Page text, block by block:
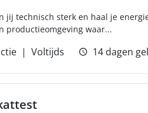
jij technisch sterk en haal je
productieomgeving waar...
Voltijds 14 dagen